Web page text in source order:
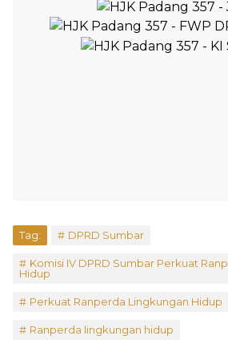
Tag: DPRD Sumbar
Komisi IV DPRD Sumbar Perkuat
Hidup
Perkuat Ranperda Lingkungan Hidup
Ranperda lingkungan hidup